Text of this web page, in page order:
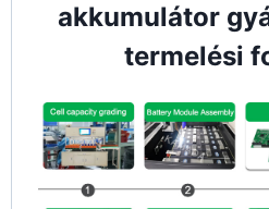
akkumulátor
termelési